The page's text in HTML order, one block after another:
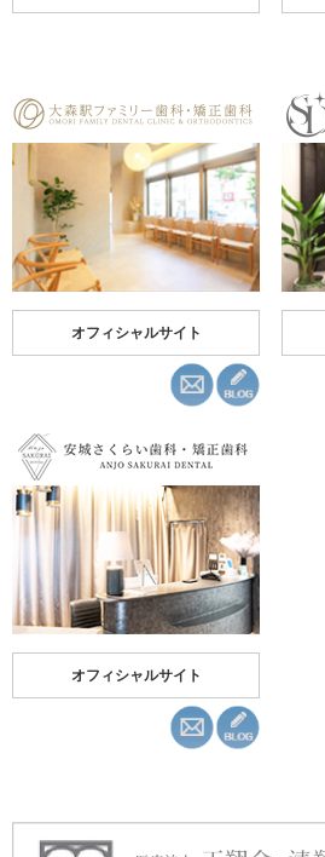
オフィシャルサイト
オフィシャルサイト